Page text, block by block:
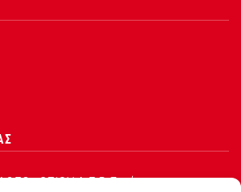
Α.Ε.Β.Ε. είναι ο